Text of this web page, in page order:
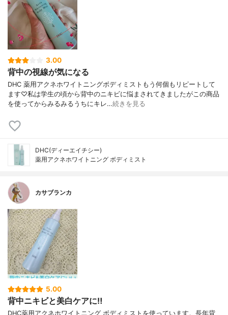
3.00
背中の視線が気になる
DHC 薬用アクネホワイトニングボディミストもう何個もリピートして
ます♡私は学生の頃から背中のニキビに悩まされてきましたがこの商品
を使ってからみるみるうちにキレ…続きを見る
DHC(ディーエイチシー)
薬用アクネホワイトニング ボディミスト
カサブランカ
5.00
背中ニキビと美白ケアに‼️
DHC薬用アクネホワイトニング ボディミストを使っています。長年背